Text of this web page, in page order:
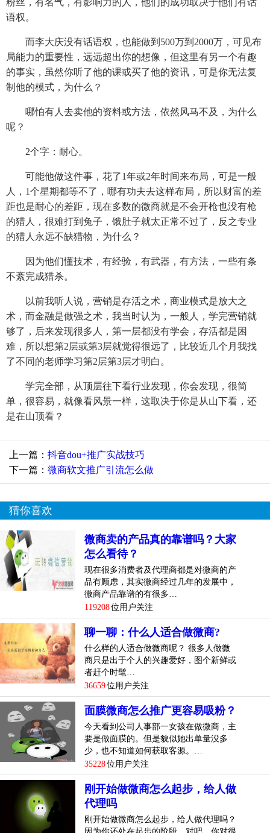
语权。
而李大庆没有话语权，也能做到500万到2000万，可见布
局能力的重要性，远远超出你的想像，但这里有另一个有趣
的事实，虽然你听了他的课或买了他的资讯，可是你无法复
制他的模式，为什么？
哪怕有人去卖他的资料或方法，依然风马不及，为什么
呢？
2个字：耐心。
可能他做这件事，花了1年或2年时间来布局，可是一般
人，1个星期都等不了，哪有功夫去这样布局，所以财富的差
距也是耐心的差距，现在多数的微商就是不会开枪也没有枪
的猎人，很难打到兔子，饿肚子就太正常不过了，反之专业
的猎人永远不缺猎物，为什么？
因为他们懂技术，有经验，有武器，有方法，一些有条
不紊完成猎杀。
以前我听人说，营销是存活之术，商业模式是放大之
术，而金融是做强之术，我当时认为，一般人，学完营销就
够了，后来发现很多人，第一层都没有学会，存活都是困
难，所以想第2层或第3层就觉得很远了，比较近几个月我找
了不同的老师学习第2层第3层才明白。
学完全部，从顶层往下看行业发现，你会发现，很简
单，很容易，就像看风景一样，这取决于你是从山下看，还
是在山顶看？
上一篇： 抖音dou+推广实战技巧
下一篇： 微商软文推广引流怎么做
猜你喜欢
微商卖的产品真的靠谱吗？大家
怎么看待？
现在很多消费者及代理商都是对微商的产
品有顾虑，其实微商经过几年的发展中，
微商产品靠谱的有很多…
119208位用户关注
聊一聊：什么人适合做微商?
什么样的人适合做微商呢？ 很多人做微
商只是出于个人的兴趣爱好，图个新鲜或
者赶个时髦…
36659位用户关注
面膜微商怎么推广更容易吸粉？
今天看到公司人事部一女孩在做微商，主
要是做面膜的。但是貌似她出单量没多
少，也不知道如何获取客源。…
35228位用户关注
刚开始做微商怎么起步，给人做
代理吗
刚开始做微商怎么起步，给人做代理吗？